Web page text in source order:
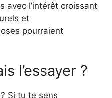
avec l’intérêt croissant
et
pourraient
l’essayer ?
Si tu te sens